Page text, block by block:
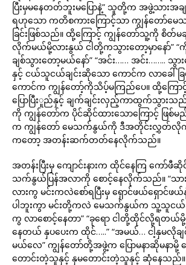
ပြီးမှမနေတတ်ဘူးမပြောနဲ့” သူတို့က အဖွဲ့သားအချ
ရဟုသော ကတိစကားကြောင့်သာ ကျွန်တော်မ
ခြင်းဖြစ်သည်။ ထို့ကြောင့် ကျွန်တော်သူ့ကို စိတ်မခ
လိုက်မယ်မို့လားနွယ် ငါတို့ကသွားတော့မှာနော်”
ချစ်သွားတော့မယ်နော်” “အင်း…… အင်း……..
နှင့် ငယ်သူငယ်ချင်းဆိုသော ကောင်က လာခေါ်ခ
ကောင်က ကျွန်တော့်ကိုသိပ့်မကြည်ပေ။ ထို့ကြေ
ပြောပြီးူည်နှင့် ချက်ချင်းလှည့်ကာထွက်သွားသ
ကို ကျွန်တော်က ပိုင်ဆိုင်ထားသောကြောင့် ဖြ
က ကျွန်တော် မေသက်နွယ်ကို ဒီအတိုင်းလွှတ်လိုက်ပ
ကတော့ အတန်းဆက်တတ်နေလိုက်သည်။
အတန်းပြီးမှ ကျောင်းနားက ထိုင်နေကြ ကော်ဖီ
သက်နွယ်ပြန်အလာကို စောင့်နေလိုက်သည်။ “သားက
လားကွ မင်းကလဲစော်ရပြီးမှ ရှောင်ဖယ်ရှောင်ဖ
ပါဘူးကွာ မင်းတို့ကလဲ မေသက်နွယ်က သူ့သူငယ်ခ
ကွ လာစောင့်နေတာ” “ခုရော ငါတို့ထိုင်လို့ရတယ်မို့
နေတယ် နှပပေးက ထိုင်…..” “အမယ်… ငါ့နှမလိုချ
မယ်လေ” ကျွန်တော်တို့အဖွဲ့က ပြောမနာဆိုမနာမို့
တောင်းတဲ့သူနှင့် နှမတောင်းတဲ့သူနှင့် ဆုံနေသ